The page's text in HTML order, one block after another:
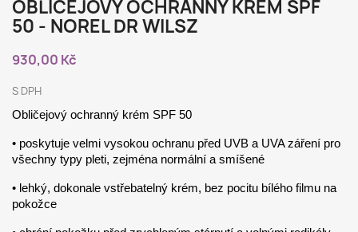
OBLIČEJOVÝ OCHRANNÝ KRÉM SPF
50 - NOREL DR WILSZ
930,00 Kč
S DPH
Obličejový ochranný krém SPF 50
• poskytuje velmi vysokou ochranu před UVB a UVA záření pro
všechny typy pleti, zejména normální a smíšené
• lehký, dokonale vstřebatelný krém, bez pocitu bílého filmu na
pokožce